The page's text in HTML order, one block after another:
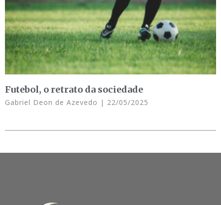
Futebol, o retrato da sociedade
Gabriel Deon de Azevedo 22/05/2025